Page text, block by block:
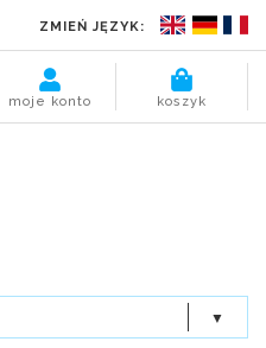
ZMIEŃ JĘZYK:
koszyk
moje konto